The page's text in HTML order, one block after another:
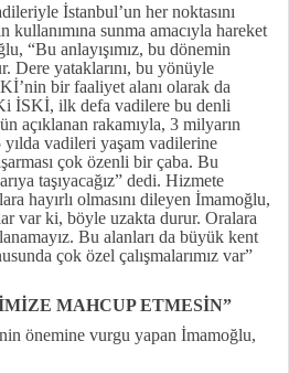
İstanbul’un her noktasını
kullanımına sunma amacıyla hareket
“Bu anlayışımız, bu dönemin
Dere yataklarını, bu yönüyle
bir faaliyet alanı olarak da
İSKİ, ilk defa vadilere bu denli
açıklanan rakamıyla, 3 milyarın
yılda vadileri yaşam vadilerine
çok özenli bir çaba. Bu
taşıyacağız” dedi. Hizmete
hayırlı olmasını dileyen İmamoğlu,
var ki, böyle uzakta durur. Oralara
Bu alanları da büyük kent
çok özel çalışmalarımız var”
MAHCUP ETMESİN”
önemine vurgu yapan İmamoğlu,